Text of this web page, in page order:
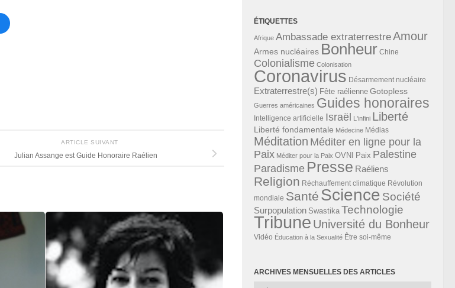
ARTICLE SUIVANT
Julian Assange est Guide Honoraire Raélien
ÉTIQUETTES
Afrique Ambassade extraterrestreAmour
Armes nucléaires Bonheur Chine
Colonialisme Colonisation
Coronavirus Désarmement nucléaire
Extraterrestre(s) Fête raélienne Gotopless
Guerres américaines Guides honoraires
Intelligence artificielle Israël L'infini Liberté
Liberté fondamentale Médecine Médias
Méditation Méditer en ligne pour la
Paix Méditer pour la Paix OVNI Paix Palestine
Paradisme Presse Raéliens
Religion Réchauffement climatique Révolution
mondiale Santé Science Société
Surpopulation Swastika Technologie
Tribune Université du Bonheur
Vidéo Éducation à la Sexualité Être soi-même
ARCHIVES MENSUELLES DES ARTICLES